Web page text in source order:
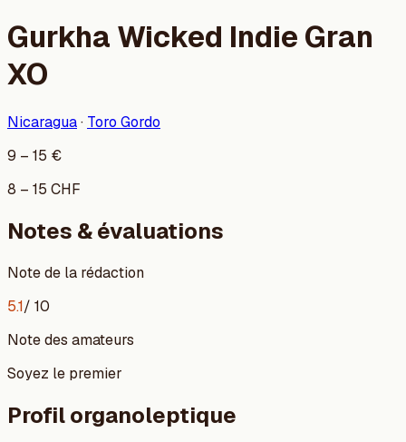
Gurkha Wicked Indie Gran
XO
Nicaragua· Toro Gordo
9 – 15 €
8 – 15 CHF
Notes & évaluations
Note de la rédaction
5.1/ 10
Note des amateurs
Soyez le premier
Profil organoleptique